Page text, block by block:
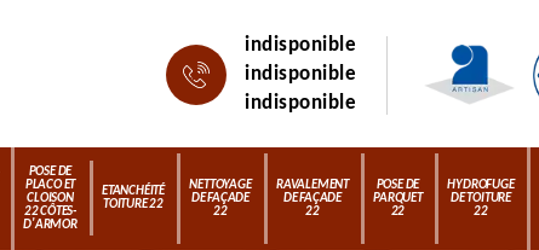
indisponible
indisponible
indisponible
POSE DE
PLACO ET
CLOISON
22 CÔTES-
D'ARMOR
ETANCHÉITÉ
TOITURE 22
NETTOYAGE
DE FAÇADE
22
RAVALEMENT
DE FAÇADE
22
POSE DE
PARQUET
22
HYDROFUGE
DE TOITURE
22